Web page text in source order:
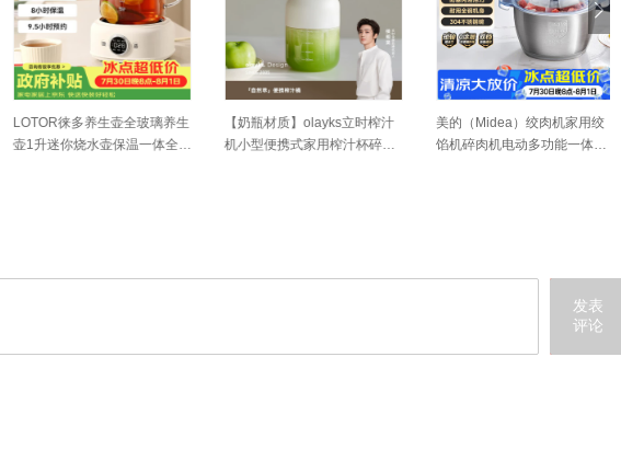
LOTOR徕多养生壶全玻璃养生
壶1升迷你烧水壶保温一体全自
【奶瓶材质】olayks立时榨汁
机小型便携式家用榨汁杯碎冰
美的（Midea）绞肉机家用绞
馅机碎肉机电动多功能一体料
发表
评论